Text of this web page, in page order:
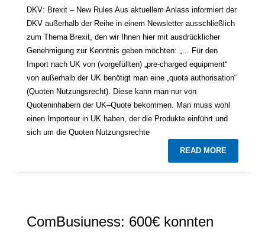
DKV: Brexit – New Rules Aus aktuellem Anlass informiert der
DKV außerhalb der Reihe in einem Newsletter ausschließlich
zum Thema Brexit, den wir Ihnen hier mit ausdrücklicher
Genehmigung zur Kenntnis geben möchten: „… Für den
Import nach UK von (vorgefüllten) „pre-charged equipment“
von außerhalb der UK benötigt man eine „quota authorisation“
(Quoten Nutzungsrecht). Diese kann man nur von
Quoteninhabern der UK–Quote bekommen. Man muss wohl
einen Importeur in UK haben, der die Produkte einführt und
sich um die Quoten Nutzungsrechte
READ MORE
ComBusiuness: 600€ konnten